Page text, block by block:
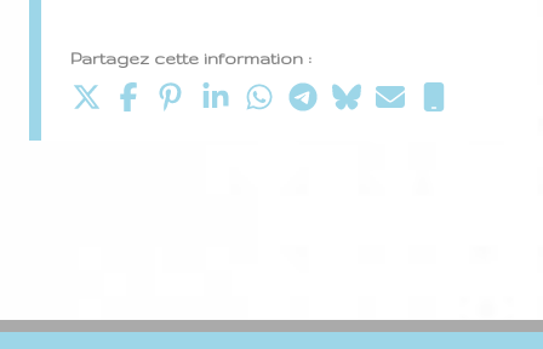
Partagez cette information :